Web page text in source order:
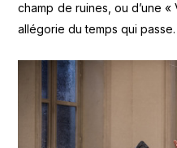
champ de ruines, ou d’une
allégorie du temps qui passe.